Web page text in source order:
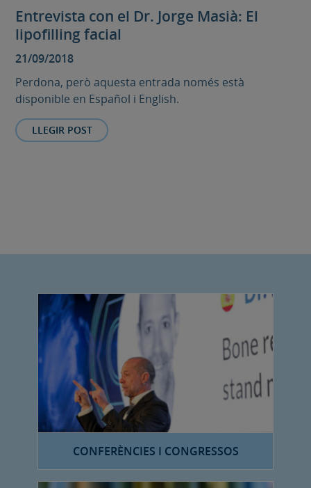
Entrevista con el Dr. Jorge Masià: El
lipofilling facial
21/09/2018
Perdona, però aquesta entrada només està
disponible en Español i English.
LLEGIR POST
CONFERÈNCIES I CONGRESSOS